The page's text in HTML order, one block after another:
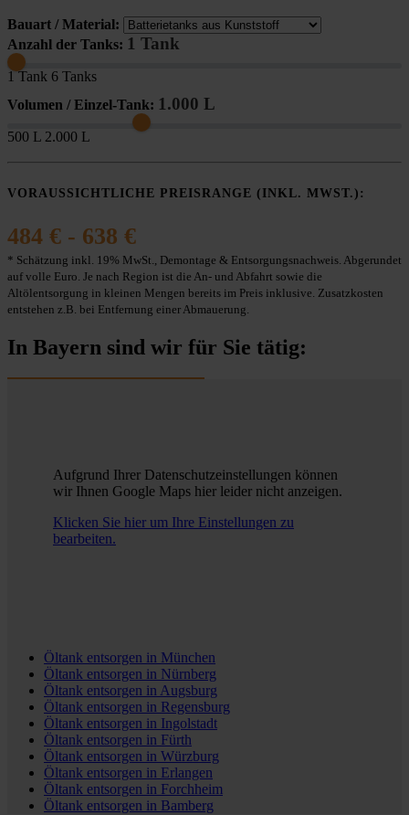
Bauart / Material:
Anzahl der Tanks: 1 Tank
1 Tank 6 Tanks
Volumen / Einzel-Tank: 1.000 L
500 L 2.000 L
VORAUSSICHTLICHE PREISRANGE (INKL. MWST.):
484 € - 638 €
* Schätzung inkl. 19% MwSt., Demontage & Entsorgungsnachweis. Abgerundet
auf volle Euro. Je nach Region ist die An- und Abfahrt sowie die
Altölentsorgung in kleinen Mengen bereits im Preis inklusive. Zusatzkosten
entstehen z.B. bei Entfernung einer Abmauerung.
In Bayern sind wir für Sie tätig:
Aufgrund Ihrer Datenschutzeinstellungen können
wir Ihnen Google Maps hier leider nicht anzeigen.
Klicken Sie hier um Ihre Einstellungen zu
bearbeiten.
Öltank entsorgen in München
Öltank entsorgen in Nürnberg
Öltank entsorgen in Augsburg
Öltank entsorgen in Regensburg
Öltank entsorgen in Ingolstadt
Öltank entsorgen in Fürth
Öltank entsorgen in Würzburg
Öltank entsorgen in Erlangen
Öltank entsorgen in Forchheim
Öltank entsorgen in Bamberg